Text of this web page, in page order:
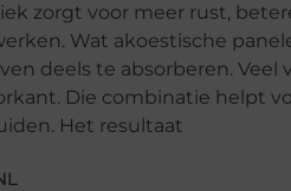
zorgt voor meer rust,
Wat akoestische
deels te absorberen. Veel
Die combinatie helpt
Het resultaat